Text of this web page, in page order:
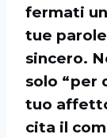
fermati
tue
sincero.
solo “per
tuo
cita il